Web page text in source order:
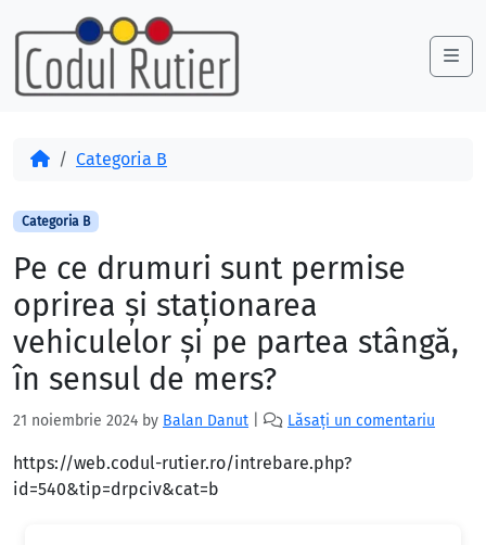
Skip to content
Skip to footer
AcasăCategoria B
Categoria B
Pe ce drumuri sunt permise
oprirea şi staţionarea
vehiculelor şi pe partea stângă,
în sensul de mers?
21 noiembrie 2024 by Balan Danut Lăsați un comentariu
https://web.codul-rutier.ro/intrebare.php?
id=540&tip=drpciv&cat=b